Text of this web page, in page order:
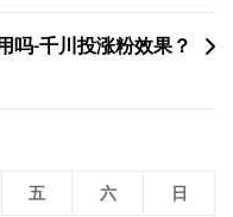
吗-千川投涨粉效果？
五 六
日